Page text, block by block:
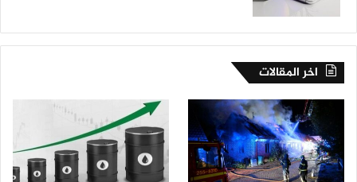
اخر المقالات